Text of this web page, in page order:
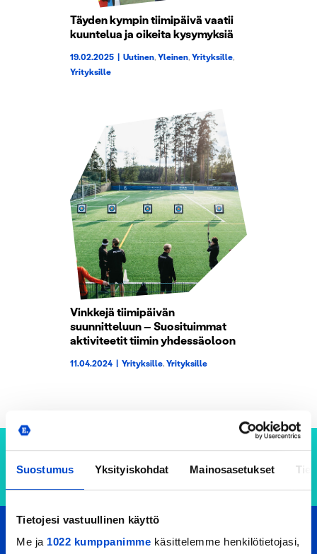
Suostumus Yksityiskohdat Mainosasetukset
Tietojesi vastuullinen käyttö
Me ja 1022 kumppanimme käsittelemme henkilötietojasi,
Täyden kympin tiimipäivä vaatii
kuuntelua ja oikeita kysymyksiä
19.02.2025 | Uutinen,Yleinen,Yrityksille,
Yrityksille
Vinkkejä tiimipäivän
suunnitteluun – Suosituimmat
aktiviteetit tiimin yhdessäoloon
11.04.2024 | Yrityksille,Yrityksille
YHTEYSTIEDOT